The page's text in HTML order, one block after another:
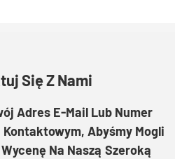
Się Z Nami
Adres E-Mail Lub Numer
Abyśmy Mogli
Na Naszą Szeroką